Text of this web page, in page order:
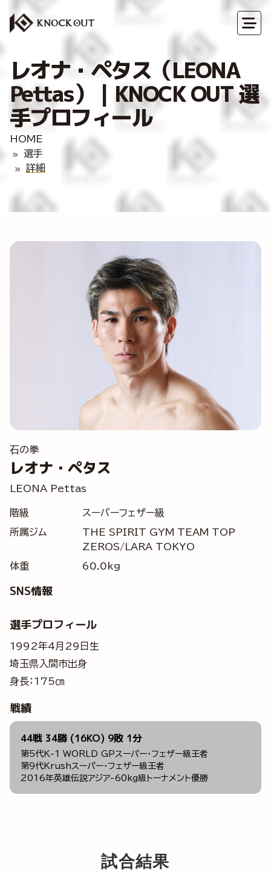
レオナ・ペタス（LEONA
Pettas）｜KNOCK OUT 選
手プロフィール
HOME
選手
詳細
石の拳
レオナ・ペタス
LEONA Pettas
階級
スーパーフェザー級
所属ジム
THE SPIRIT GYM TEAM TOP
ZEROS/LARA TOKYO
体重
60.0kg
SNS情報
選手プロフィール
1992年4月29日生
埼玉県入間市出身
身長：175㎝
戦績
44戦 34勝 (16KO) 9敗 1分
第5代K-1 WORLD GPスーパー・フェザー級王者
第9代Krushスーパー・フェザー級王者
2016年英雄伝説アジア-60kg級トーナメント優勝
試合結果